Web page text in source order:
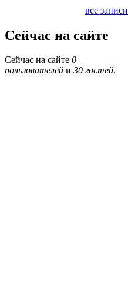
все записи
Сейчас на сайте
Сейчас на сайте 0
пользователей и 30 гостей.